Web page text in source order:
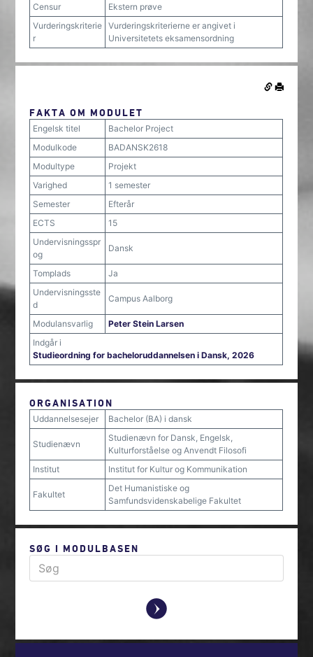
Censur
Ekstern prøve
Vurderingskriterie
r
Vurderingskriterierne er angivet i
Universitetets eksamensordning
FAKTA OM MODULET
Engelsk titel
Bachelor Project
Modulkode
BADANSK2618
Modultype
Projekt
Varighed
1 semester
Semester
Efterår
ECTS
15
Undervisningsspr
og
Dansk
Tomplads
Ja
Undervisningsste
d
Campus Aalborg
Modulansvarlig
Peter Stein Larsen
Indgår i
Studieordning for bacheloruddannelsen i Dansk, 2026
ORGANISATION
Uddannelsesejer Bachelor (BA) i dansk
Studienævn
Studienævn for Dansk, Engelsk,
Kulturforståelse og Anvendt Filosofi
Institut
Institut for Kultur og Kommunikation
Fakultet
Det Humanistiske og
Samfundsvidenskabelige Fakultet
SØG I MODULBASEN
y